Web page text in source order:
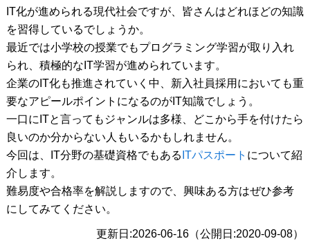
IT化が進められる現代社会ですが、皆さんはどれほどの知識
を習得しているでしょうか。
最近では小学校の授業でもプログラミング学習が取り入れ
られ、積極的なIT学習が進められています。
企業のIT化も推進されていく中、新入社員採用においても重
要なアピールポイントになるのがIT知識でしょう。
一口にITと言ってもジャンルは多様、どこから手を付けたら
良いのか分からない人もいるかもしれません。
今回は、IT分野の基礎資格でもある ITパスポート について紹
介します。
難易度や合格率を解説しますので、興味ある方はぜひ参考
にしてみてください。
更新日:2026-06-16（公開日:2020-09-08）